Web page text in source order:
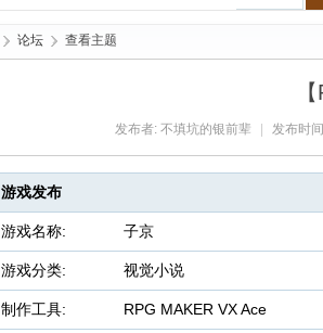
› 论坛 › 查看主题
发布者: 不填坑的银前辈 发布时
游戏发布
游戏名称: 子京
游戏分类: 视觉小说
制作工具: RPG MAKER VX Ace